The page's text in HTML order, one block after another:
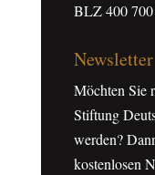
BLZ 400
Newsletter
Möchten Sie
Stiftung
werden?
kostenlosen